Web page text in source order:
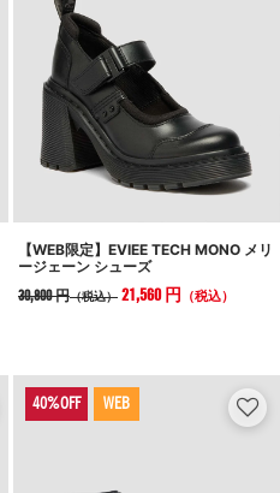
【WEB限定】EVIEE TECH MONO メリ
ージェーン シューズ
30,800 円（税込） 21,560 円 （税込）
WEB